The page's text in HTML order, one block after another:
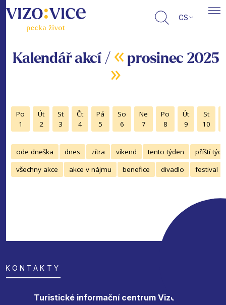
CS
Kalendář akcí / « prosinec 2025
»
Po
1
Út
2
St
3
Čt
4
Pá
5
So
6
Ne
7
Po
8
Út
9
St
10
ode dneška dnes zítra víkend tento týden
příští
všechny akce
akce v nájmu benefice divadlo festival
KONTAKTY
Turistické informační centrum Vizovice